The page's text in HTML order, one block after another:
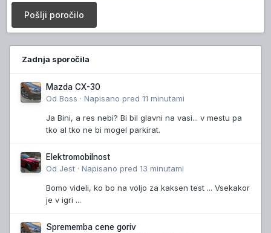
Pošlji poročilo
Zadnja sporočila
Mazda CX-30
Od Boss · Napisano pred 11 minutami
Ja Bini, a res nebi? Bi bil glavni na vasi... v mestu pa
tko al tko ne bi mogel parkirat.
Elektromobilnost
Od Jest · Napisano pred 13 minutami
Bomo videli, ko bo na voljo za kaksen test ... Vsekakor
je v igri ...
Sprememba cene goriv